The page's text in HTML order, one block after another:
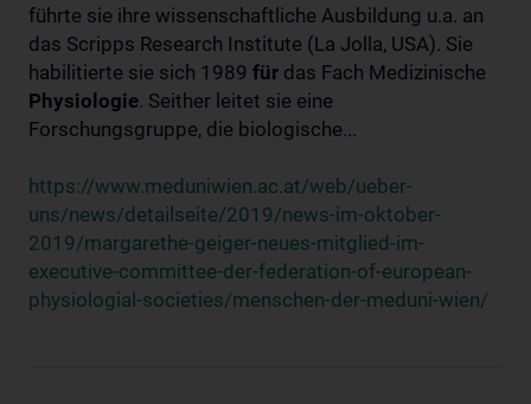
führte sie ihre wissenschaftliche Ausbildung u.a. an
das Scripps Research Institute (La Jolla, USA). Sie
habilitierte sie sich 1989 für das Fach Medizinische
Physiologie. Seither leitet sie eine
Forschungsgruppe, die biologische...
https://www.meduniwien.ac.at/web/ueber-
uns/news/detailseite/2019/news-im-oktober-
2019/margarethe-geiger-neues-mitglied-im-
executive-committee-der-federation-of-european-
physiologial-societies/menschen-der-meduni-wien/